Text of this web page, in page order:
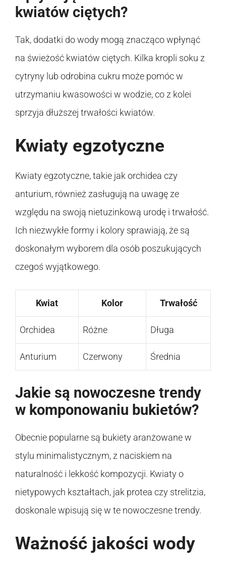
kwiatów ciętych?
Tak, dodatki do wody mogą znacząco wpłynąć
na świeżość kwiatów ciętych. Kilka kropli soku z
cytryny lub odrobina cukru może pomóc w
utrzymaniu kwasowości w wodzie, co z kolei
sprzyja dłuższej trwałości kwiatów.
Kwiaty egzotyczne
Kwiaty egzotyczne, takie jak orchidea czy
anturium, również zasługują na uwagę ze
względu na swoją nietuzinkową urodę i trwałość.
Ich niezwykłe formy i kolory sprawiają, że są
doskonałym wyborem dla osób poszukujących
czegoś wyjątkowego.
Kwiat Kolor Trwałość
Orchidea Różne Długa
Anturium Czerwony Średnia
Jakie są nowoczesne trendy
w komponowaniu bukietów?
Obecnie popularne są bukiety aranżowane w
stylu minimalistycznym, z naciskiem na
naturalność i lekkość kompozycji. Kwiaty o
nietypowych kształtach, jak protea czy strelitzia,
doskonale wpisują się w te nowoczesne trendy.
Ważność jakości wody